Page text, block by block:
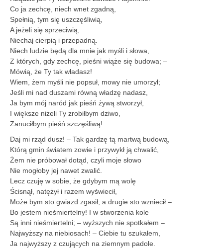
Co ja zechcę, niech wnet zgadną,
Spełnią, tym się uszczęśliwią,
A jeżeli się sprzeciwią,
Niechaj cierpią i przepadną.
Niech ludzie będą dla mnie jak myśli i słowa,
Z których, gdy zechcę, pieśni wiąże się budowa; –
Mówią, że Ty tak władasz!
Wiem, żem myśli nie popsuł, mowy nie umorzył;
Jeśli mi nad duszami równą władzę nadasz,
Ja bym mój naród jak pieśń żywą stworzył,
I większe niżeli Ty zrobiłbym dziwo,
Zanuciłbym pieśń szczęśliwą!
Daj mi rząd dusz! – Tak gardzę tą martwą budową,
Którą gmin światem zowie i przywykł ją chwalić,
Żem nie próbował dotąd, czyli moje słowo
Nie mogłoby jej nawet zwalić.
Lecz czuję w sobie, że gdybym mą wolę
Ścisnął, natężył i razem wyświecił,
Może bym sto gwiazd zgasił, a drugie sto wzniecił –
Bo jestem nieśmiertelny! I w stworzenia kole
Są inni nieśmiertelni; – wyższych nie spotkałem –
Najwyższy na niebiosach! – Ciebie tu szukałem,
Ja najwyższy z czujących na ziemnym padole.